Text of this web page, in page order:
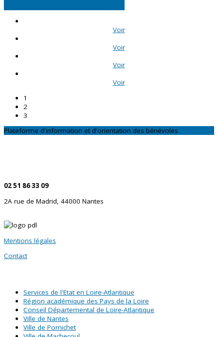
Voir
Voir
Voir
Voir
1
2
3
Plateforme d'information et d'orientation des bénévoles
02 51 86 33 09
2A rue de Madrid, 44000 Nantes
Mentions légales
Contact
Services de l'Etat en Loire-Atlantique
Région académique des Pays de la Loire
Conseil Départemental de Loire-Atlantique
Ville de Nantes
Ville de Pornichet